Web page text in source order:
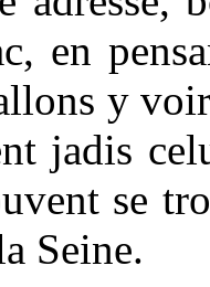
en
y
jadis
se
Seine.